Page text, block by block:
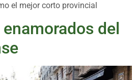
el mejor corto provincial
del